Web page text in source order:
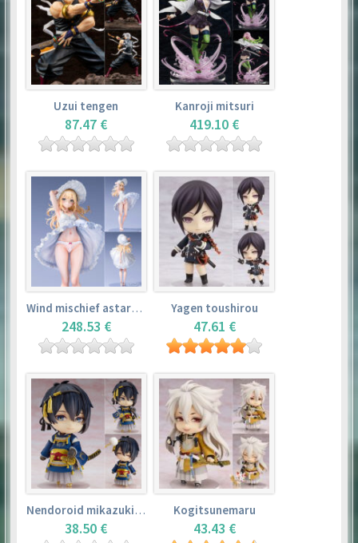
Uzui tengen
87.47 €
Kanroji mitsuri
419.10 €
Wind mischief astarotte
248.53 €
Yagen toushirou
47.61 €
Nendoroid mikazuki munechika
38.50 €
Kogitsunemaru
43.43 €